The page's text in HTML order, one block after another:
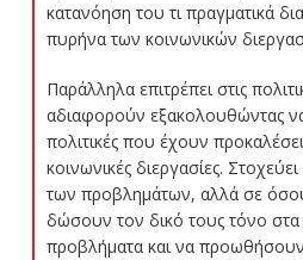
κατανόηση του τι πραγματικά
πυρήνα των κοινωνικών
Παράλληλα επιτρέπει στις
αδιαφορούν εξακολουθώντας να
πολιτικές που έχουν
κοινωνικές διεργασίες.
των προβλημάτων, αλλά σε
δώσουν τον δικό τους τόνο στα
προβλήματα και να προωθήσουν